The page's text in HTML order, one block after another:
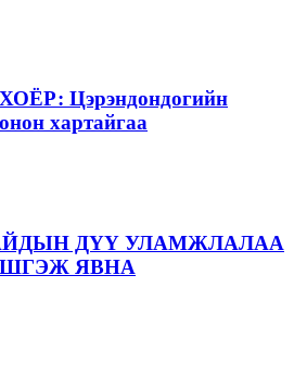
Цэрэндондогийн
хартайгаа
ДҮҮ УЛАМЖЛАЛАА
ЯВНА